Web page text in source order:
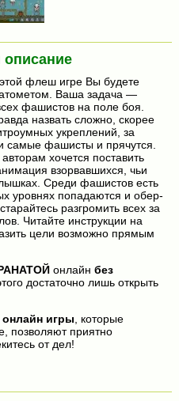
описание
флеш игре Вы будете
Ваша задача —
фашистов на поле боя.
назвать сложно, скорее
укреплений, за
самые фашисты и прячутся.
хочется поставить
взорвавшихся, чьи
Среди фашистов есть
уровнях попадаются и обер-
разгромить всех за
Читайте инструкции на
цели возможно прямым
онлайн без
достаточно лишь открыть
онлайн игры, которые
позволяют приятно
от дел!